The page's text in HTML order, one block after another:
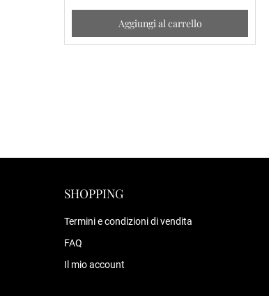
Aggiungi al carrello
SHOPPING
Termini e condizioni di vendita
FAQ
Il mio account